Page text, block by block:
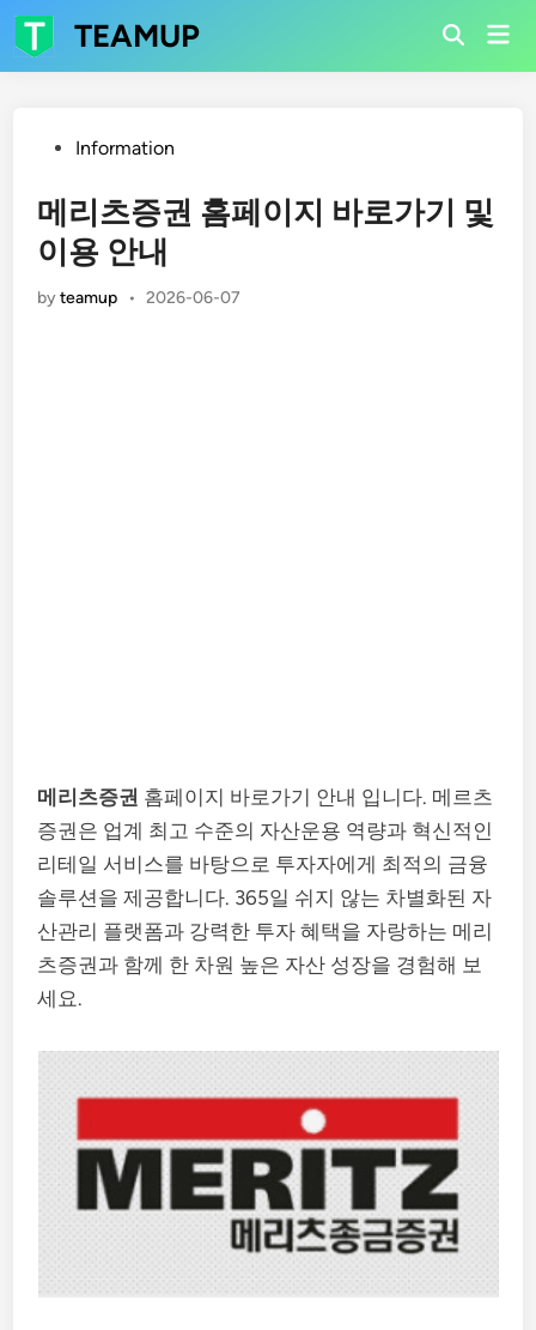
Skip
to
content
TEAMUP
Open
PostedInformation
메리츠증권 홈페이지 바로가기 및
이용 안내
byteamup • 2026-06-07
메리츠증권 홈페이지 바로가기 안내 입니다. 메르츠
증권은 업계 최고 수준의 자산운용 역량과 혁신적인
리테일 서비스를 바탕으로 투자자에게 최적의 금융
솔루션을 제공합니다. 365일 쉬지 않는 차별화된 자
산관리 플랫폼과 강력한 투자 혜택을 자랑하는 메리
츠증권과 함께 한 차원 높은 자산 성장을 경험해 보
세요.